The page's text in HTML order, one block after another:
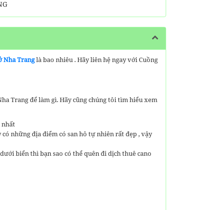
Nha Tranglà bao nhiêu . Hãy liên hệ ngay với Cuồng
Trang để làm gì. Hãy cũng chúng tôi tìm hiểu xem
nhất
những địa điểm có san hô tự nhiên rất đẹp , vậy
biển thì bạn sao có thể quên đi dịch thuê cano